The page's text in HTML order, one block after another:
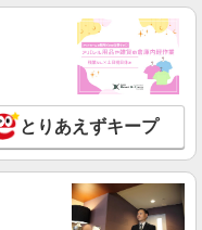
売スタッフ
代支給 ★交通費別途支給
有) お友達を紹介
(規定有) ★月2回払
）★ ゜・。○。・゜
ショップ
詳細を見る
とりあえずキープ